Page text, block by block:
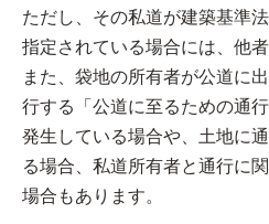
ただし、その私道が建築基準
指定されている場合には、他
また、袋地の所有者が公道に
行する「公道に至るための通
発生している場合や、土地に
る場合、私道所有者と通行に
場合もあります。